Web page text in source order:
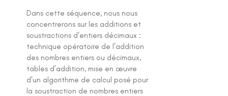
Dans cette séquence, nous nous
concentrerons sur les additions et
soustractions d'entiers décimaux :
technique opératoire de l’addition
des nombres entiers ou décimaux,
tables d’addition, mise en œuvre
d'un algorithme de calcul posé pour
la soustraction de nombres entiers